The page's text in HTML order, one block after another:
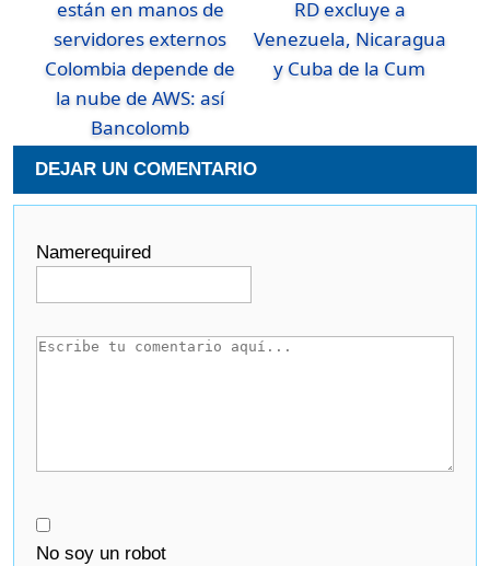
Colombia depende de
la nube de AWS: así
Bancolomb
RD excluye a
Venezuela, Nicaragua
y Cuba de la Cum
DEJAR UN COMENTARIO
Namerequired
No soy un robot